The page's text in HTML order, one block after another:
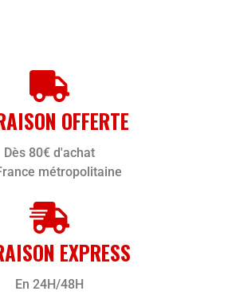
OFFERTE
Dès 80€ d'achat
métropolitaine
EXPRESS
En 24H/48H